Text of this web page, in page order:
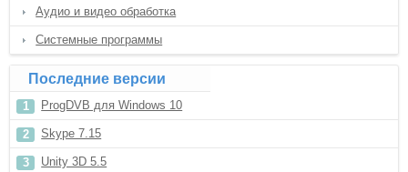
Аудио и видео обработка
Системные программы
Последние версии
ProgDVB для Windows 10
Skype 7.15
Unity 3D 5.5